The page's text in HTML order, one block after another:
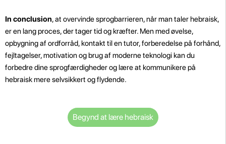
In conclusion, at overvinde sprogbarrieren, når man taler hebraisk,
er en lang proces, der tager tid og kræfter. Men med øvelse,
opbygning af ordforråd, kontakt til en tutor, forberedelse på forhånd,
fejltagelser, motivation og brug af moderne teknologi kan du
forbedre dine sprogfærdigheder og lære at kommunikere på
hebraisk mere selvsikkert og flydende.
Begynd at lære hebraisk